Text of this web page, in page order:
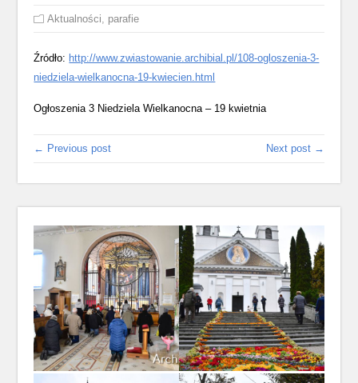
Aktualności, parafie
Źródło: http://www.zwiastowanie.archibial.pl/108-ogloszenia-3-
niedziela-wielkanocna-19-kwiecien.html
Ogłoszenia 3 Niedziela Wielkanocna – 19 kwietnia
← Previous post Next post →